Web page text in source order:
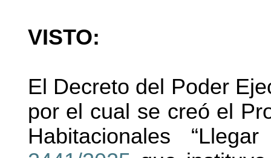
VISTO:
El Decreto del Poder
por el cual se creó el
Habitacionales